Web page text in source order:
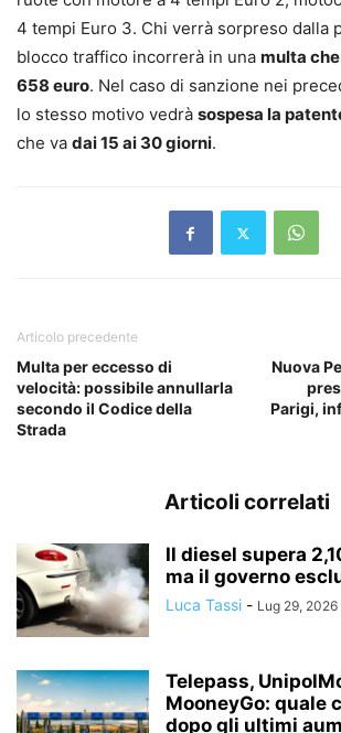
4 tempi Euro 3. Chi verrà sorpreso dalla
blocco traffico incorrerà in una multa
658 euro. Nel caso di sanzione nei
lo stesso motivo vedrà sospesa la
che va dai 15 ai 30 giorni.
Articolo precedente
Multa per eccesso di
velocità: possibile annullarla
secondo il Codice della
Strada
Nuova
Parigi,
Articoli correlati
Il diesel supera
ma il governo
Luca Tassi - Lug 29, 2026
Telepass,
MooneyGo: quale
dopo gli ultimi